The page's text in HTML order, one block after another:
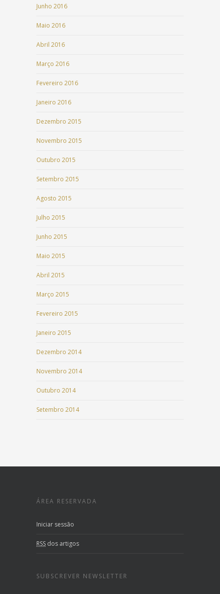
Junho 2016
Maio 2016
Abril 2016
Março 2016
Fevereiro 2016
Janeiro 2016
Dezembro 2015
Novembro 2015
Outubro 2015
Setembro 2015
Agosto 2015
Julho 2015
Junho 2015
Maio 2015
Abril 2015
Março 2015
Fevereiro 2015
Janeiro 2015
Dezembro 2014
Novembro 2014
Outubro 2014
Setembro 2014
ÁREA RESERVADA
Iniciar sessão
RSS dos artigos
SUBSCREVER NEWSLETTER